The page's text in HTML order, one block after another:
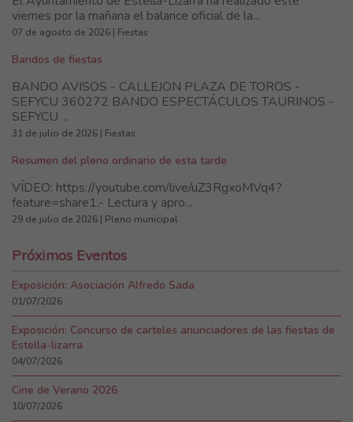
viernes por la mañana el balance oficial de la...
07 de agosto de 2026 | Fiestas
Bandos de fiestas
BANDO AVISOS - CALLEJON PLAZA DE TOROS -
SEFYCU 360272 BANDO ESPECTÁCULOS TAURINOS -
SEFYCU ...
31 de julio de 2026 | Fiestas
Resumen del pleno ordinario de esta tarde
VÍDEO: https://youtube.com/live/uZ3RgxoMVq4?
feature=share1.- Lectura y apro...
29 de julio de 2026 | Pleno municipal
Próximos Eventos
Exposición: Asociación Alfredo Sada
01/07/2026
Exposición: Concurso de carteles anunciadores de las fiestas de
Estella-lizarra
04/07/2026
Cine de Verano 2026
10/07/2026